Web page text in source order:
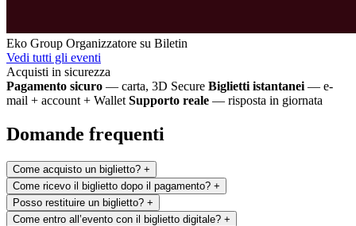
Eko Group Organizzatore su Biletin
Vedi tutti gli eventi
Acquisti in sicurezza
Pagamento sicuro — carta, 3D Secure Biglietti istantanei — e-
mail + account + Wallet Supporto reale — risposta in giornata
Domande frequenti
Come acquisto un biglietto? +
Come ricevo il biglietto dopo il pagamento? +
Posso restituire un biglietto? +
Come entro all’evento con il biglietto digitale? +